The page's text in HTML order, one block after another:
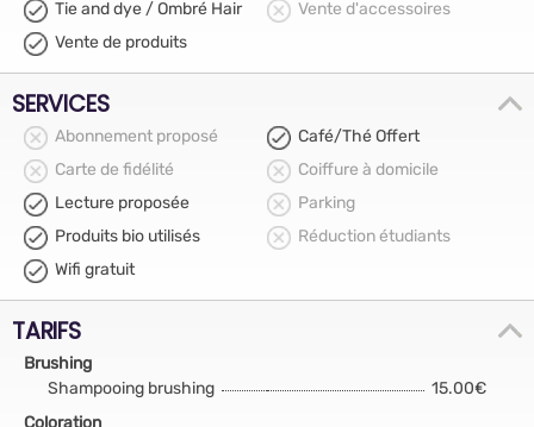
Tie and dye / Ombré Hair
Vente d'accessoires
Vente de produits
SERVICES
Abonnement proposé
Café/Thé Offert
Carte de fidélité
Coiffure à domicile
Lecture proposée
Parking
Produits bio utilisés
Réduction étudiants
Wifi gratuit
TARIFS
Brushing
Shampooing brushing
15.00€
Coloration